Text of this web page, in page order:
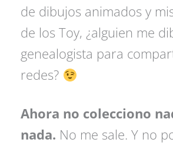
de dibujos animados y
de los Toy, ¿alguien me
genealogista para
redes?
Ahora no colecciono
nada. No me sale. Y no